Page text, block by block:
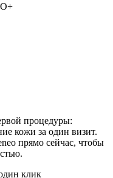
процедуры:
кожи за один визит.
прямо сейчас, чтобы
клик